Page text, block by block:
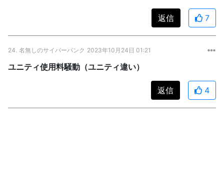
返信 7
24. 名無しのサイバーパンク 2023年10月24日 01:21
ユニティ使用料騒動（ユニティ違い）
返信 4